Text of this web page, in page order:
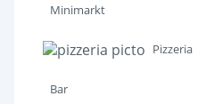
Minimarkt
Pizzeria
Bar